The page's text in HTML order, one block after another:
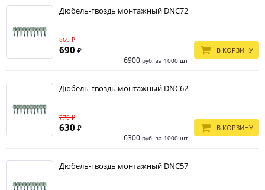
Дюбель-гвоздь монтажный DNC72
6900 руб. за 1000 шт
690 ₽
869 ₽
В КОРЗИНУ
Дюбель-гвоздь монтажный DNC62
6300 руб. за 1000 шт
630 ₽
776 ₽
В КОРЗИНУ
Дюбель-гвоздь монтажный DNC57